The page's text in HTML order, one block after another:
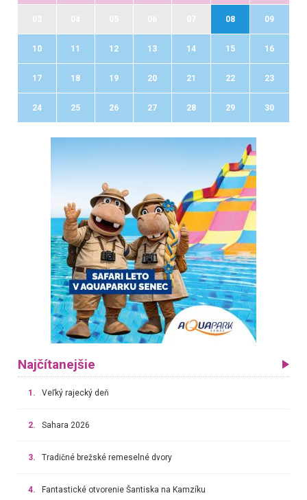
08 09
10 11 12 13 14 15 16
17 18 19 20 21 22 23
24 25 26 27 28 29 30
Najčítanejšie
1. Veľký rajecký deň
2. Sahara 2026
3. Tradičné brežské remeselné dvory
4. Fantastické otvorenie Šantiska na Kamzíku